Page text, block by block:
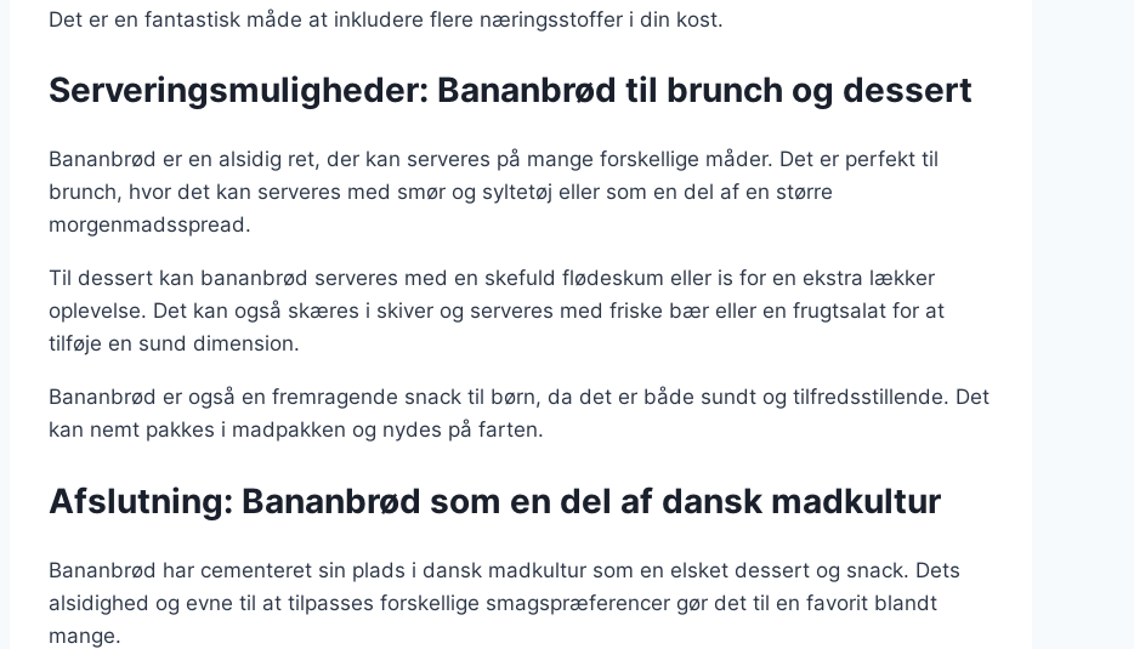
Det er en fantastisk måde at inkludere flere næringsstoffer i din kost.
Serveringsmuligheder: Bananbrød til brunch og dessert
Bananbrød er en alsidig ret, der kan serveres på mange forskellige måder. Det er perfekt til
brunch, hvor det kan serveres med smør og syltetøj eller som en del af en større
morgenmadsspread.
Til dessert kan bananbrød serveres med en skefuld flødeskum eller is for en ekstra lækker
oplevelse. Det kan også skæres i skiver og serveres med friske bær eller en frugtsalat for at
tilføje en sund dimension.
Bananbrød er også en fremragende snack til børn, da det er både sundt og tilfredsstillende. Det
kan nemt pakkes i madpakken og nydes på farten.
Afslutning: Bananbrød som en del af dansk madkultur
Bananbrød har cementeret sin plads i dansk madkultur som en elsket dessert og snack. Dets
alsidighed og evne til at tilpasses forskellige smagspræferencer gør det til en favorit blandt
mange.